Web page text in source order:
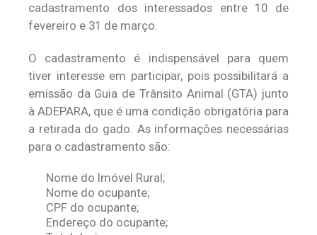
cadastramento dos interessados entre 10 de
fevereiro e 31 de março.
O cadastramento é indispensável para quem
tiver interesse em participar, pois possibilitará a
emissão da Guia de Trânsito Animal (GTA) junto
à ADEPARA, que é uma condição obrigatória para
a retirada do gado. As informações necessárias
para o cadastramento são:
Nome do Imóvel Rural;
Nome do ocupante;
CPF do ocupante;
Endereço do ocupante;